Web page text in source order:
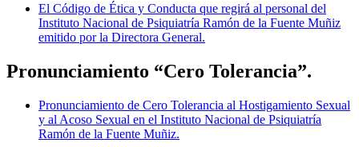
El Código de Ética y Conducta que regirá al personal del
Instituto Nacional de Psiquiatría Ramón de la Fuente Muñiz
emitido por la Directora General.
Pronunciamiento “Cero Tolerancia”.
Pronunciamiento de Cero Tolerancia al Hostigamiento Sexual
y al Acoso Sexual en el Instituto Nacional de Psiquiatría
Ramón de la Fuente Muñiz.